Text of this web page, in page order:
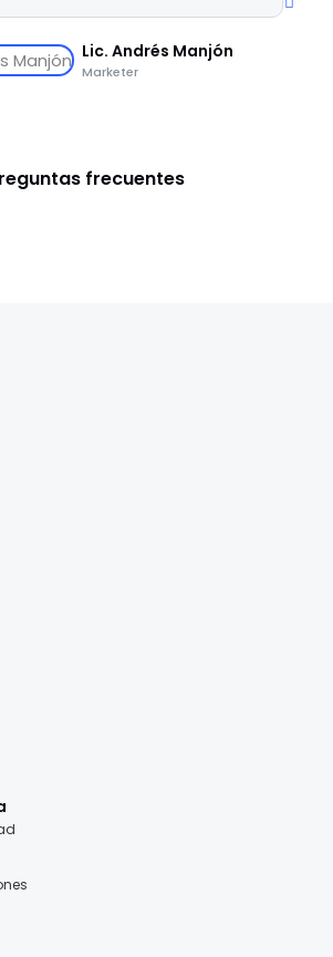
Lic. Andrés Manjón
Marketer
frecuentes